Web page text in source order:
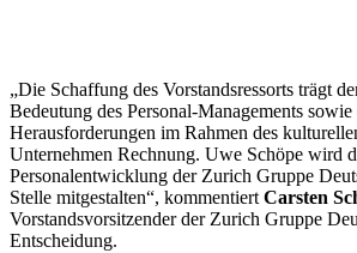
„Die Schaffung des Vorstandsressorts trägt
Bedeutung des Personal-Managements sowie
Herausforderungen im Rahmen des
Unternehmen Rechnung. Uwe Schöpe wird
Personalentwicklung der Zurich Gruppe
Stelle mitgestalten“, kommentiertCarsten
Vorstandsvorsitzender der Zurich Gruppe
Entscheidung.